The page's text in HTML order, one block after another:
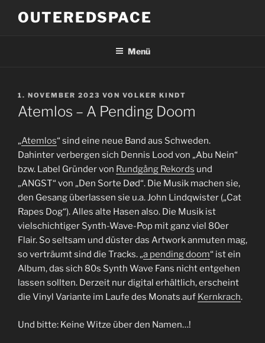
InhaltOUTEREDSPACE
Menü
VERÖFFENTLICHT
AM
1. NOVEMBER 2023 VON VOLKER KINDT
Atemlos – A Pending Doom
„Atemlos“ sind eine neue Band aus Schweden.
Dahinter verbergen sich Dennis Lood von „Abu Nein“
bzw. Label Gründer von Rundgång Rekords und
„ANGST“ von „Den Sorte Død“. Die Musik machen sie,
den Gesang überlassen sie u.a. John Lindqwister („Cat
Rapes Dog“). Alles alte Hasen also. Die Musik ist
vielschichtiger Synth-Wave-Pop mit ganz viel 80er
Flair. So seltsam und düster das Artwork anmuten mag,
so verträumt sind die Tracks. „a pending doom“ ist ein
Album, das sich 80s Synth Wave Fans nicht entgehen
lassen sollten. Derzeit nur digital erhältlich, erscheint
die Vinyl Variante im Laufe des Monats auf Kernkrach.
Und bitte: Keine Witze über den Namen…!